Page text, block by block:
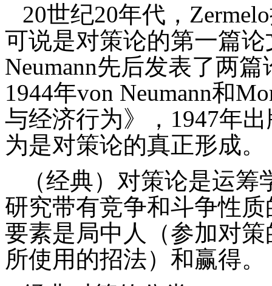
20世纪20年代， Zermelo
可说是对策论的第一篇论
Neumann先后发表了两
1944年von Neumann和
与经济行为》， 1947年
为是对策论的真正形成。
（经典）对策论是运
研究带有竞争和斗争性
要素是局中人（参加对
所使用的招法）和赢得。